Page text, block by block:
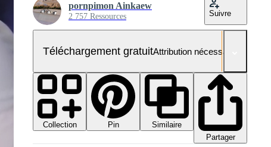
pornpimon Ainkaew
2 757 Ressources Suivre
Téléchargement gratuitAttribution nécessaire
Collection Pin
Similaire
Partager